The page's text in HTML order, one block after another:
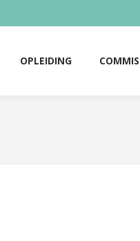
OPLEIDING
OPLEIDING